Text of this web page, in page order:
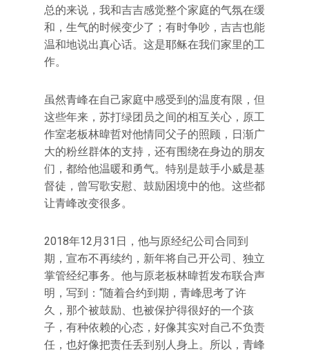
总的来说，我和吉吉感觉整个家庭的气氛在缓
和，生气的时候变少了；有时争吵，吉吉也能
温和地说出真心话。这是耶稣在我们家里的工
作。
虽然青峰在自己家庭中感受到的温度有限，但
这些年来，苏打绿团员之间的相互关心，原工
作室老板林暐哲对他情同父子的照顾，日渐广
大的粉丝群体的支持，还有围绕在身边的朋友
们，都给他温暖和勇气。特别是鼓手小威是基
督徒，曾写歌安慰、鼓励困境中的他。这些都
让青峰改变很多。
2018年12月31日，他与原经纪公司合同到
期，宣布不再续约，新年将自己开公司、独立
掌管经纪事务。他与原老板林暐哲发布联合声
明，写到：“随着合约到期，青峰思考了许
久，那个被鼓励、也被保护得很好的一个孩
子，有种依赖的心态，好像其实对自己不负责
任，也好像把责任丢到别人身上。所以，青峰